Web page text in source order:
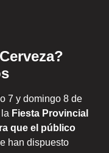
7 y domingo 8 de
Fiesta Provincial
que el público
han dispuesto